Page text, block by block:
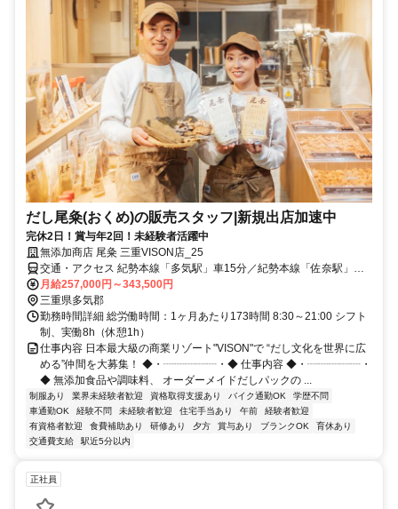
だし尾粂(おくめ)の販売スタッフ|新規出店加速中
完休2日！賞与年2回！未経験者活躍中
無添加商店 尾粂 三重VISON店_25
交通・アクセス 紀勢本線「多気駅」車15分／紀勢本線「佐奈駅」車
20分／紀勢本線「相可駅」車20分
月給257,000円～343,500円
三重県多気郡
勤務時間詳細 総労働時間：1ヶ月あたり173時間 8:30～21:00 シフト
制、実働8h（休憩1h）
仕事内容 日本最大級の商業リゾート"VISON"で “だし文化を世界に広
める”仲間を大募集！ ◆・┈┈┈┈┈・◆ 仕事内容 ◆・┈┈┈┈┈・
◆ 無添加食品や調味料、 オーダーメイドだしパックの ...
制服あり 業界未経験者歓迎 資格取得支援あり バイク通勤OK
学歴不問
車通勤OK
経験不問 未経験者歓迎 住宅手当あり 午前
経験者歓迎
有資格者歓迎
食費補助あり 研修あり 夕方 賞与あり ブランクOK
育休あり
交通費支給
駅近5分以内
正社員